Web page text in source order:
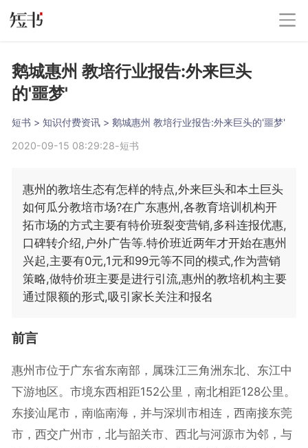
鹅城惠州 教培行业报告:外来巨头
的'噩梦'
短书 > 知识付费资讯 > 鹅城惠州 教培行业报告:外来巨头的'噩梦'
2020-09-15 08:29:28-短书
惠州的教培生态有怎样的特点,外来巨头和本土巨头
如何瓜分教培市场?在广东惠州,各教育培训机构开
拓市场的方式主要有特价班裂变营销,多科连报优惠,
口碑转介绍,户外广告等.特价班近两年才开始在惠州
兴起,主要有0元,1元和99元等不同的模式,作为营销
策略,做特价班主要是进行引流,惠州的教培机构主要
通过限额的形式,吸引家长关注和报名
前言
惠州市位于广东省东南部，属珠江三角洲东北、东江中
下游地区。市境东西相距152公里，南北相距128公里。
东接汕尾市，南临南海，并与深圳市相连，西南接东莞
市，西交广州市，北与韶关市、西北与河源市为邻，与